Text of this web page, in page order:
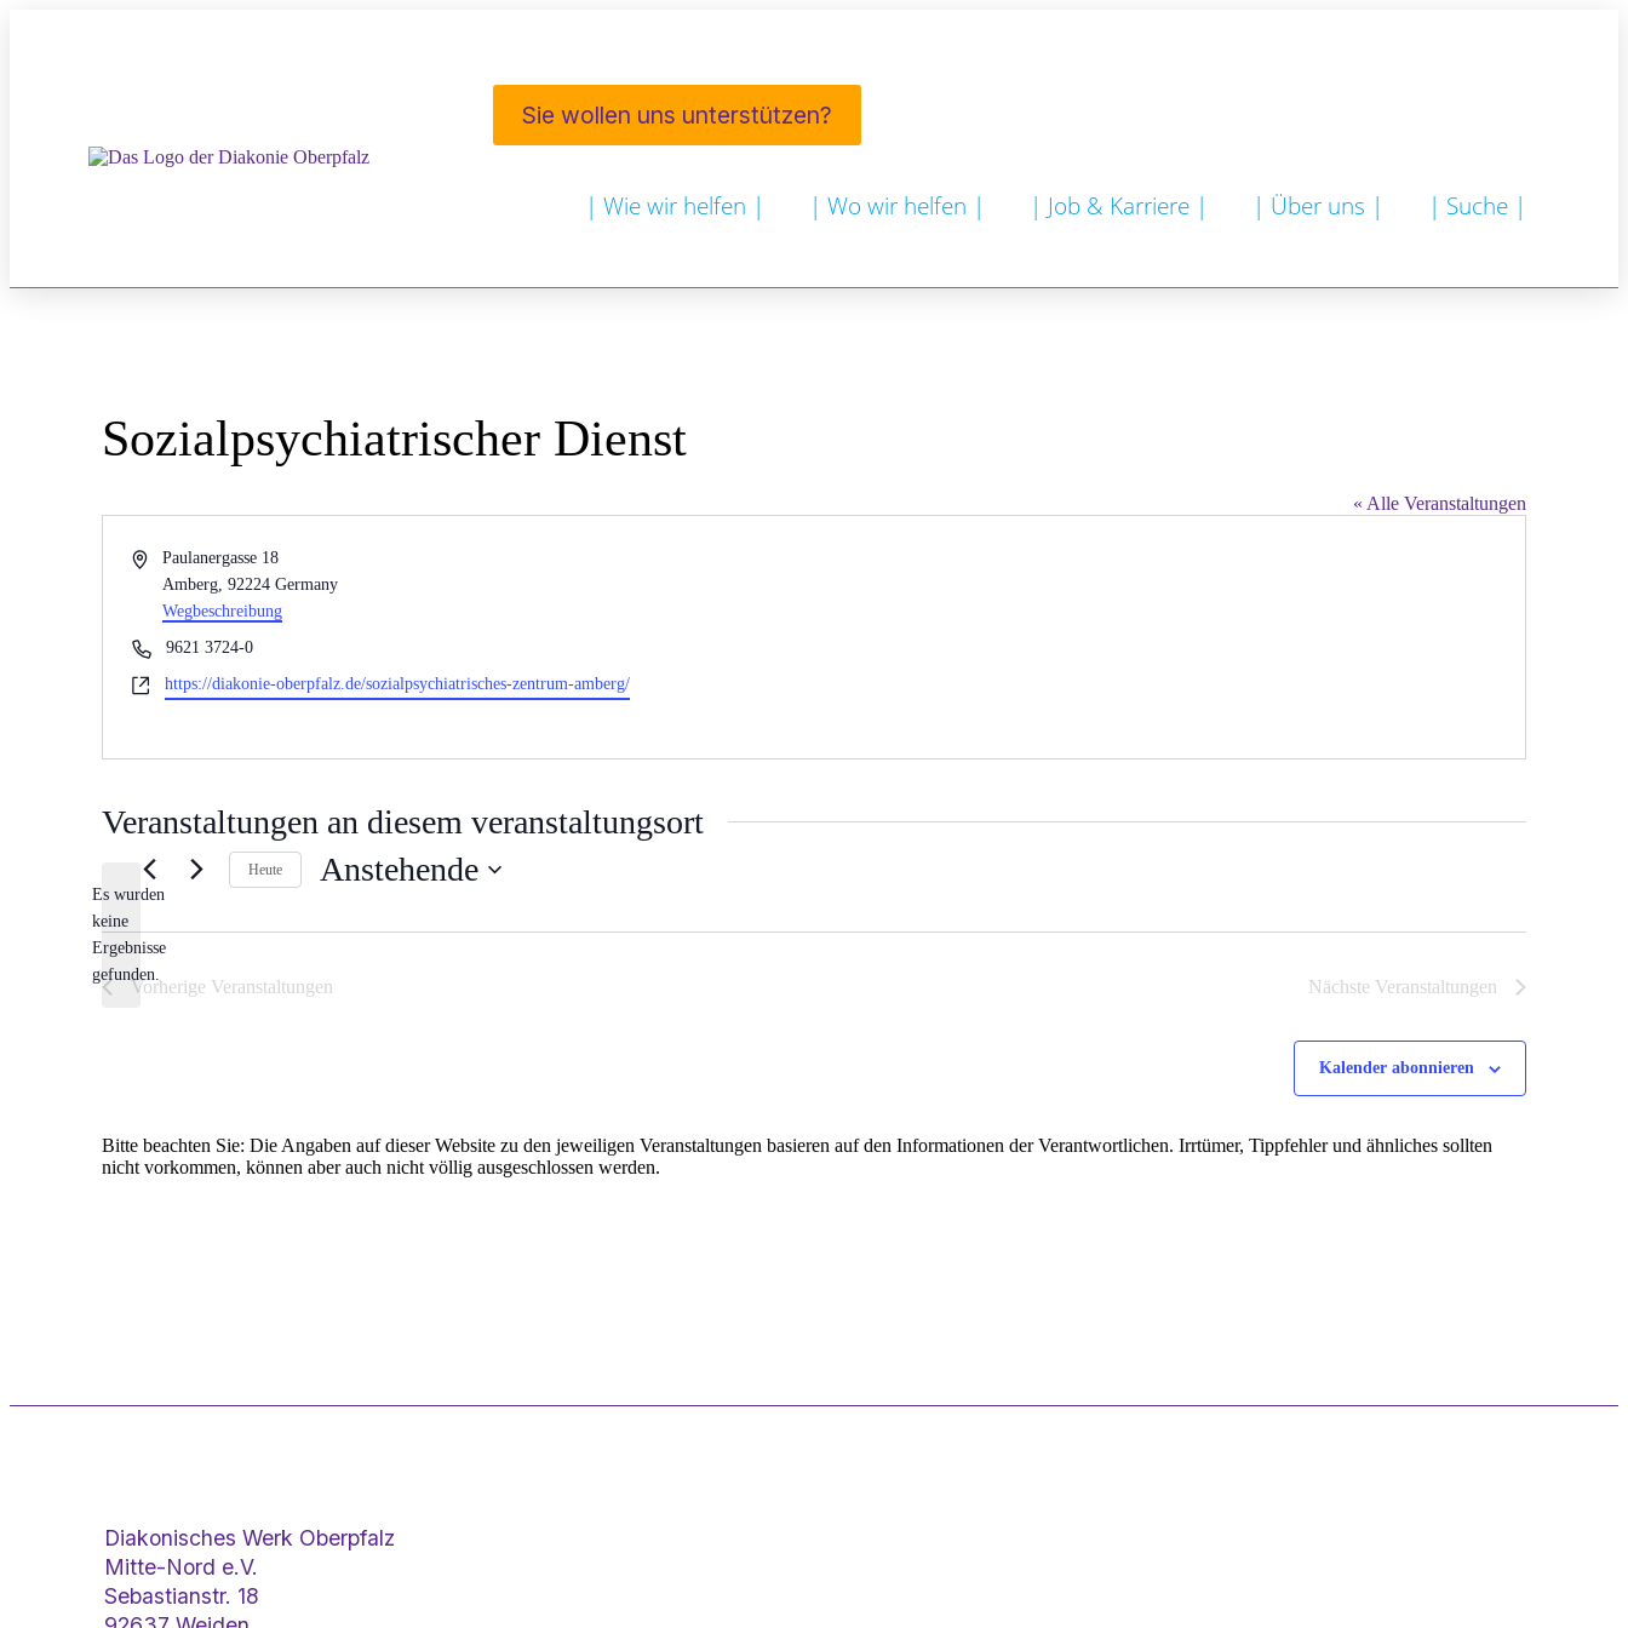
Sie wollen uns unterstützen?
| Wie wir helfen | | Wo wir helfen | | Job & Karriere | | Über uns | | Suche |
Sozialpsychiatrischer Dienst
« Alle Veranstaltungen
AdressePaulanergasse 18
Amberg, 92224 Germany
Wegbeschreibung
Telefon9621 3724-0
Webseitehttps://diakonie-oberpfalz.de/sozialpsychiatrisches-zentrum-amberg/
Veranstaltungen an diesem veranstaltungsort
Hinweis
Es wurden
keine
Ergebnisse
gefunden.
Heute Anstehende
Vorherige Veranstaltungen Nächste Veranstaltungen
Kalender abonnieren
Bitte beachten Sie: Die Angaben auf dieser Website zu den jeweiligen Veranstaltungen basieren auf den Informationen der Verantwortlichen. Irrtümer, Tippfehler und ähnliches sollten
nicht vorkommen, können aber auch nicht völlig ausgeschlossen werden.
Diakonisches Werk Oberpfalz
Mitte-Nord e.V.
Sebastianstr. 18